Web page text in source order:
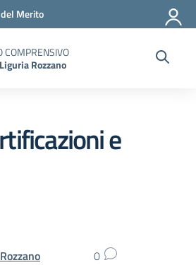
Merito
COMPRENSIVO
Rozzano
e
0